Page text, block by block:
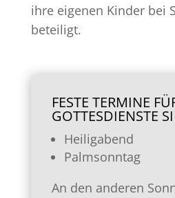
ihre eigenen Kinder bei
beteiligt.
FESTE TERMINE
GOTTESDIENSTE
Heiligabend
Palmsonntag
An den anderen